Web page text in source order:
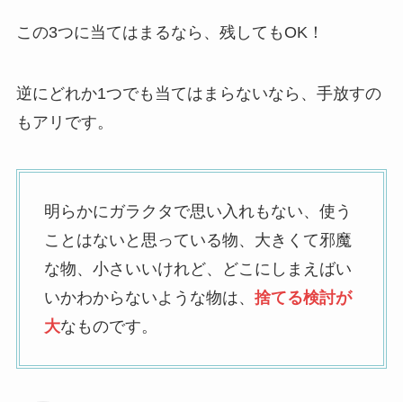
この3つに当てはまるなら、残してもOK！
逆にどれか1つでも当てはまらないなら、手放すの
もアリです。
明らかにガラクタで思い入れもない、使う
ことはないと思っている物、大きくて邪魔
な物、小さいいけれど、どこにしまえばい
いかわからないような物は、 捨てる検討が
大なものです。